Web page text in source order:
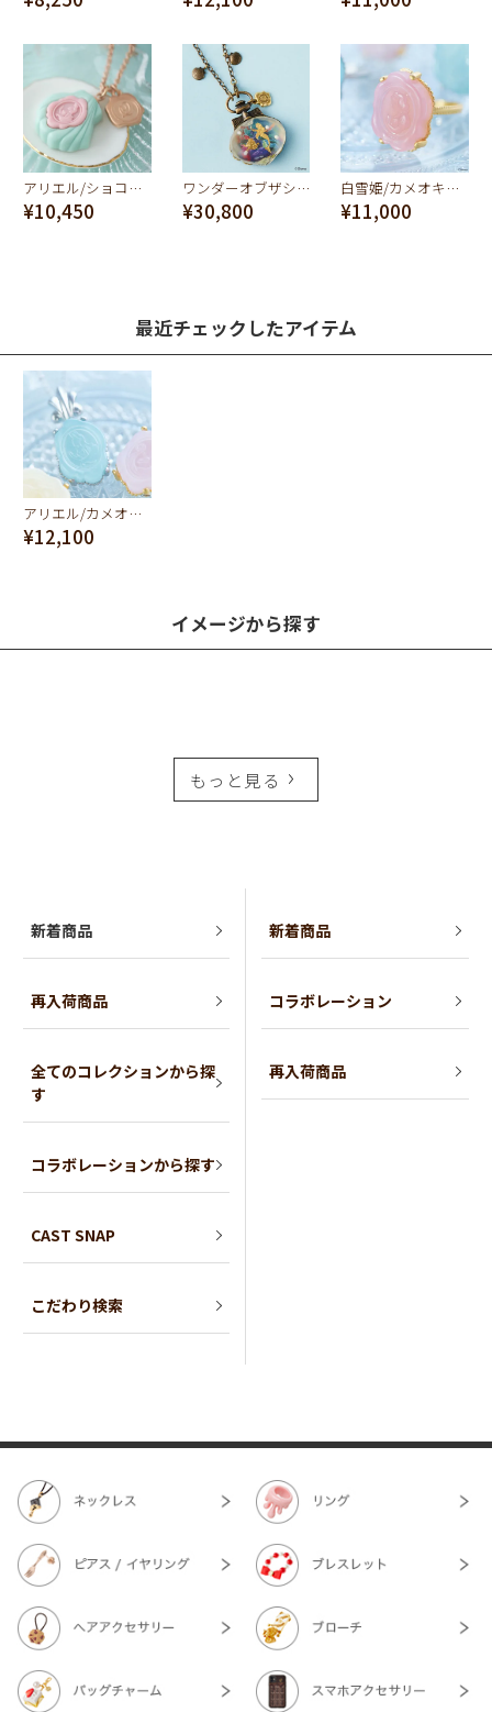
アリエル/ショコラ ネックレス【ディズニー アクセサリー】【リトル・マーメイド】
¥10,450
ワンダーオブザシー ネックレス【ディズニー アクセサリー】【リトル・マーメイド】
¥30,800
白雪姫/カメオキャンディ リング【ディズニー アクセサリー】
¥11,000
最近チェックしたアイテム
アリエル/カメオキャンディ ネックレス【ディズニー アクセサリー】【リトル・マーメイド】
¥12,100
イメージから探す
もっと見る
新着商品
再入荷商品
全てのコレクションから探
す
コラボレーションから探す
CAST SNAP
こだわり検索
新着商品
コラボレーション
再入荷商品